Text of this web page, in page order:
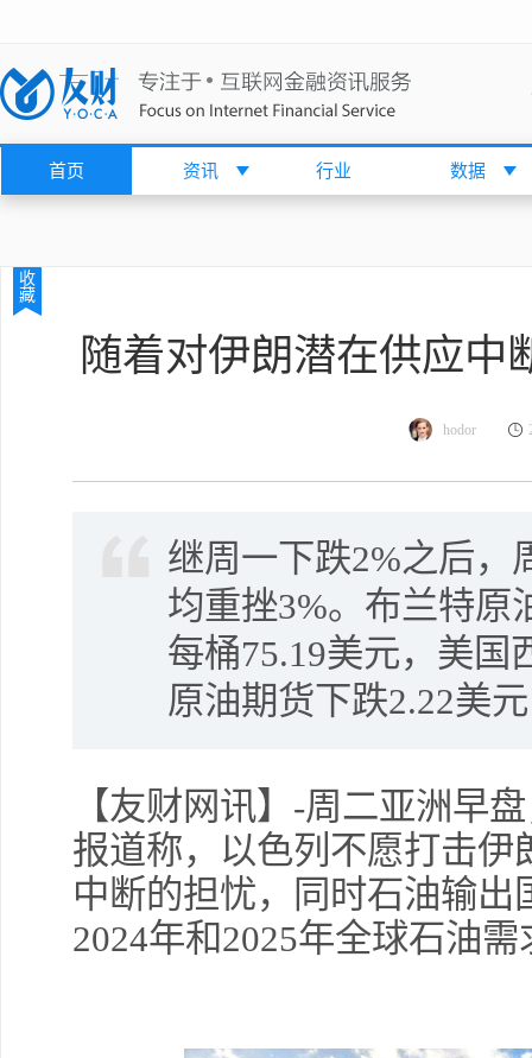
首页 资讯 行业 数据
收
藏
随着对伊朗潜在供应中
hodor
继周一下跌2%之后，
均重挫3%。布兰特原
每桶75.19美元，美国
原油期货下跌2.22美
【友财网讯】-周二亚洲早
报道称，以色列不愿打击
中断的担忧，同时石油输出
2024年和2025年全球石油